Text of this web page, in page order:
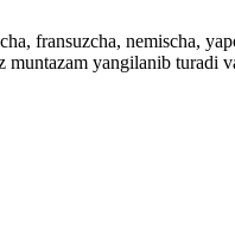
fransuzcha, nemischa,
yangilanib turadi